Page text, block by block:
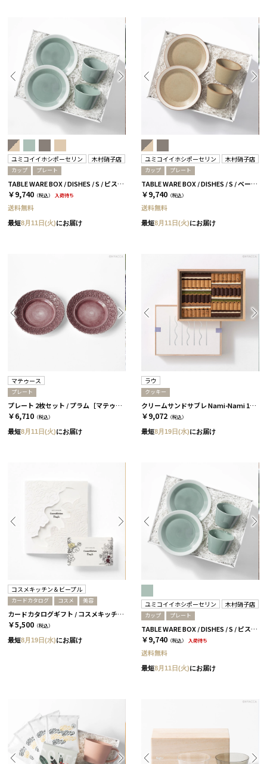
ユミコイイホシポーセリン 木村硝子店
カップ プレート
TABLE WARE BOX / DISHES / S / ピスタチオグリーン［イイホシユミコ×木村硝子店］
￥9,740 （税込） 入荷待ち
送料無料
最短8月11日(火)にお届け
ユミコイイホシポーセリン 木村硝子店
カップ プレート
TABLE WARE BOX / DISHES / S / ベージュ［イイホシユミコ×木村硝子店］
￥9,740 （税込）
送料無料
最短8月11日(火)にお届け
マテゥース
プレート
プレート 2枚セット / プラム［マテゥース］
￥6,710 （税込）
最短8月11日(火)にお届け
ラウ
クッキー
クリームサンドサブレ Nami-Nami 12本入［ラウ］
￥9,072 （税込）
最短8月19日(水)にお届け
コスメキッチン＆ビープル
カードカタログ コスメ 美容
カードカタログギフト / コスメキッチン＆ビープル / JOY
￥5,500 （税込）
最短8月19日(水)にお届け
ユミコイイホシポーセリン 木村硝子店
カップ プレート
TABLE WARE BOX / DISHES / S / ピスタチオグリーン［イイホシユミコ×木村硝子店］
￥9,740 （税込） 入荷待ち
送料無料
最短8月11日(火)にお届け